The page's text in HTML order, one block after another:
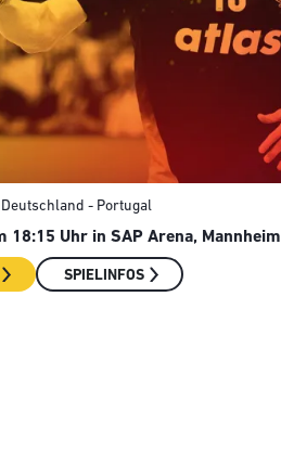
- Portugal
18:15 Uhr in SAP Arena, Mannheim
SPIELINFOS